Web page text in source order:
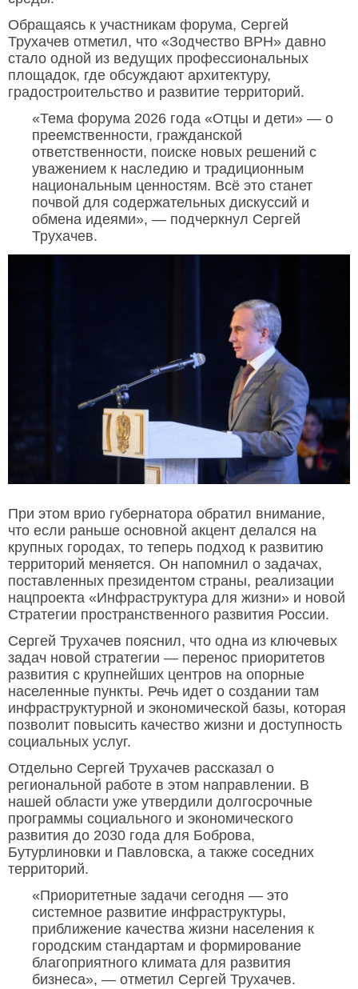
Обращаясь к участникам форума, Сергей
Трухачев отметил, что «Зодчество ВРН» давно
стало одной из ведущих профессиональных
площадок, где обсуждают архитектуру,
градостроительство и развитие территорий.
«Тема форума 2026 года «Отцы и дети» — о
преемственности, гражданской
ответственности, поиске новых решений с
уважением к наследию и традиционным
национальным ценностям. Всё это станет
почвой для содержательных дискуссий и
обмена идеями», — подчеркнул Сергей
Трухачев.
При этом врио губернатора обратил внимание,
что если раньше основной акцент делался на
крупных городах, то теперь подход к развитию
территорий меняется. Он напомнил о задачах,
поставленных президентом страны, реализации
нацпроекта «Инфраструктура для жизни» и новой
Стратегии пространственного развития России.
Сергей Трухачев пояснил, что одна из ключевых
задач новой стратегии — перенос приоритетов
развития с крупнейших центров на опорные
населенные пункты. Речь идет о создании там
инфраструктурной и экономической базы, которая
позволит повысить качество жизни и доступность
социальных услуг.
Отдельно Сергей Трухачев рассказал о
региональной работе в этом направлении. В
нашей области уже утвердили долгосрочные
программы социального и экономического
развития до 2030 года для Боброва,
Бутурлиновки и Павловска, а также соседних
территорий.
«Приоритетные задачи сегодня — это
системное развитие инфраструктуры,
приближение качества жизни населения к
городским стандартам и формирование
благоприятного климата для развития
бизнеса», — отметил Сергей Трухачев.